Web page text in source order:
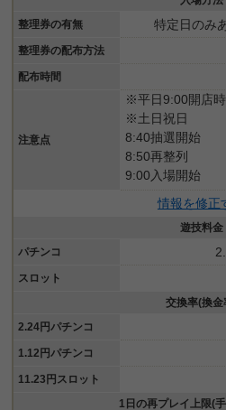
整理券の有無
特定日のみ
整理券の配布方法
配布時間
注意点
※平日9:00開店
※土日祝日
8:40抽選開始
8:50再整列
9:00入場開始
情報を修正
遊技料金
パチンコ
スロット
交換率(換金
2.24円パチンコ
1.12円パチンコ
11.23円スロット
1日の再プレイ上限(